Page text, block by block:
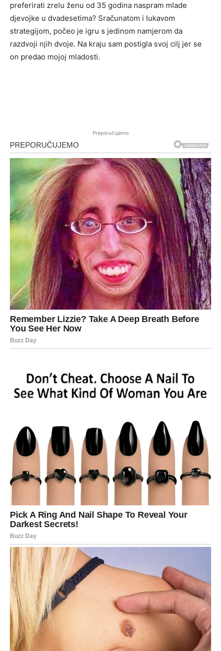
preferirati zrelu ženu od 35 godina naspram mlade
djevojke u dvadesetima? Sračunatom i lukavom
strategijom, počeo je igru s jedinom namjerom da
razdvoji njih dvoje. Na kraju sam postigla svoj cilj jer se
on predao mojoj mladosti.
Preporučujemo